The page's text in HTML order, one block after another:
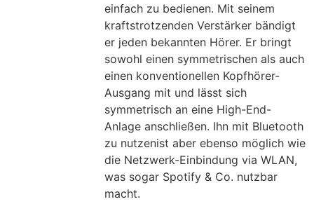
einfach zu bedienen. Mit seinem
kraftstrotzenden Verstärker bändigt
er jeden bekannten Hörer. Er bringt
sowohl einen symmetrischen als auch
einen konventionellen Kopfhörer-
Ausgang mit und lässt sich
symmetrisch an eine High-End-
Anlage anschließen. Ihn mit Bluetooth
zu nutzenist aber ebenso möglich wie
die Netzwerk-Einbindung via WLAN,
was sogar Spotify & Co. nutzbar
macht.